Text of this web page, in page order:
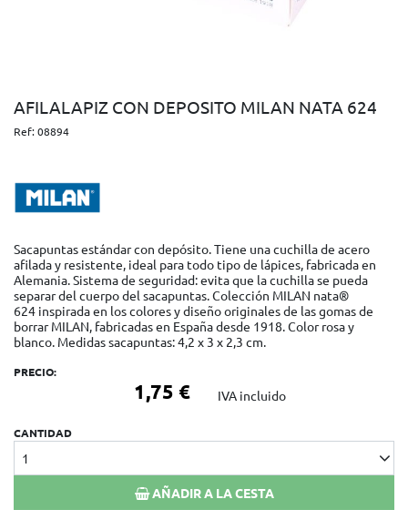
AFILALAPIZ CON DEPOSITO MILAN NATA 624
Ref:08894
Sacapuntas estándar con depósito. Tiene una cuchilla de acero
afilada y resistente, ideal para todo tipo de lápices, fabricada en
Alemania. Sistema de seguridad: evita que la cuchilla se pueda
separar del cuerpo del sacapuntas. Colección MILAN nata®
624 inspirada en los colores y diseño originales de las gomas de
borrar MILAN, fabricadas en España desde 1918. Color rosa y
blanco. Medidas sacapuntas: 4,2 x 3 x 2,3 cm.
PRECIO:
1,75 € IVA incluido
CANTIDAD
1
AÑADIR A LA CESTA